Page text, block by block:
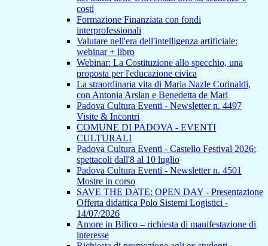
costi
Formazione Finanziata con fondi
interprofessionali
Valutare nell'era dell'intelligenza artificiale:
webinar + libro
Webinar: La Costituzione allo specchio, una
proposta per l'educazione civica
La straordinaria vita di Maria Nazle Corinaldi,
con Antonia Arslan e Benedetta de Mari
Padova Cultura Eventi - Newsletter n. 4497
Visite & Incontri
COMUNE DI PADOVA - EVENTI
CULTURALI
Padova Cultura Eventi - Castello Festival 2026:
spettacoli dall'8 al 10 luglio
Padova Cultura Eventi - Newsletter n. 4501
Mostre in corso
SAVE THE DATE: OPEN DAY - Presentazione
Offerta didattica Polo Sistemi Logistici -
14/07/2026
Amore in Bilico – richiesta di manifestazione di
interesse